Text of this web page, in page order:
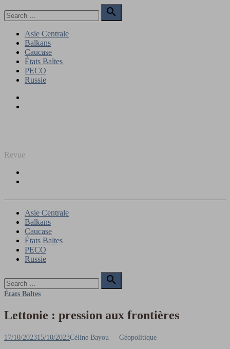
to
for:

Search
Asie Centrale
Balkans
Caucase
États Baltes
PECO
Russie
Revue
Asie Centrale
Balkans
Caucase
États Baltes
PECO
Russie
for:

Search
États Baltes
Lettonie : pression aux frontières
Posted
17/10/202315/10/2023Author
Céline Bayou Géopolitique